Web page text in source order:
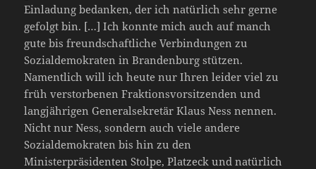
Einladung bedanken, der ich natürlich sehr gerne
gefolgt bin. […] Ich konnte mich auch auf manch
gute bis freundschaftliche Verbindungen zu
Sozialdemokraten in Brandenburg stützen.
Namentlich will ich heute nur Ihren leider viel zu
früh verstorbenen Fraktionsvorsitzenden und
langjährigen Generalsekretär Klaus Ness nennen.
Nicht nur Ness, sondern auch viele andere
Sozialdemokraten bis hin zu den
Ministerpräsidenten Stolpe, Platzeck und natürlich